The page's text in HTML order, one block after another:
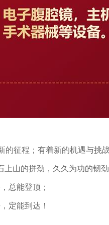
的征程；有着新的机遇与挑
上山的拼劲，久久为功的韧
总能登顶；
定能到达！